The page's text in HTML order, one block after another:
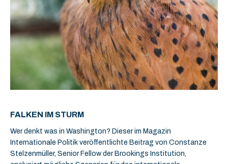
FALKEN IM STURM
Wer denkt was in Washington? Dieser im Magazin
Internationale Politik veröffentlichte Beitrag von Constanze
Stelzenmüller, Senior Fellow der Brookings Institution,